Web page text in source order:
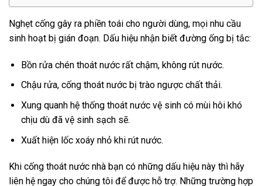
Nghẹt cống gây ra phiền toái cho người dùng, mọi nhu cầu
sinh hoạt bị gián đoạn. Dấu hiệu nhận biết đường ống bị tắc:
Bồn rửa chén thoát nước rất chậm, không rút nước.
Chậu rửa, cống thoát nước bị trào ngược chất thải.
Xung quanh hệ thống thoát nước vệ sinh có mùi hôi khó
chịu dù đã vệ sinh sạch sẽ.
Xuất hiện lốc xoáy nhỏ khi rút nước.
Khi cống thoát nước nhà bạn có những dấu hiệu này thì hãy
liên hệ ngay cho chúng tôi để được hỗ trợ. Những trường hợp